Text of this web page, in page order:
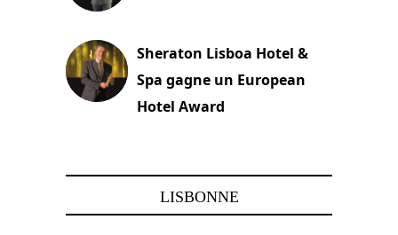
Sheraton Lisboa Hotel &
Spa gagne un European
Hotel Award
LISBONNE